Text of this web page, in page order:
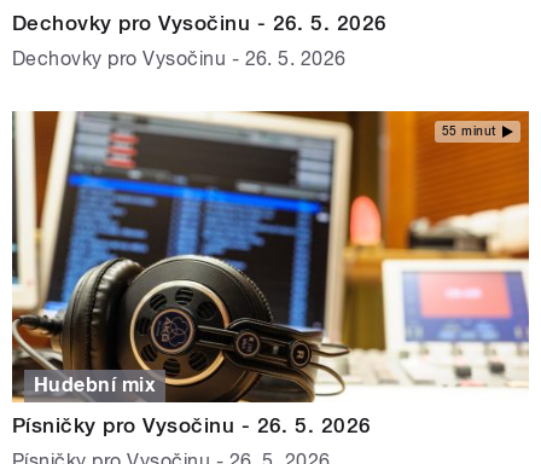
Dechovky pro Vysočinu - 26. 5. 2026
Dechovky pro Vysočinu - 26. 5. 2026
55 minut
Hudební mix
Písničky pro Vysočinu - 26. 5. 2026